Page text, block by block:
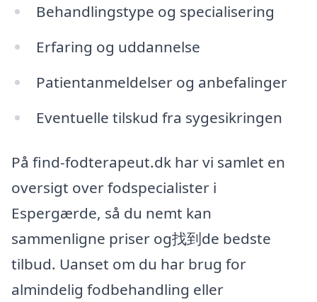
Behandlingstype og specialisering
Erfaring og uddannelse
Patientanmeldelser og anbefalinger
Eventuelle tilskud fra sygesikringen
På find-fodterapeut.dk har vi samlet en
oversigt over fodspecialister i
Espergærde, så du nemt kan
sammenligne priser og找到de bedste
tilbud. Uanset om du har brug for
almindelig fodbehandling eller